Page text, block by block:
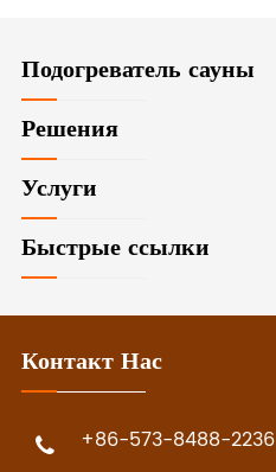
Подогреватель сауны
Решения
Услуги
Быстрые ссылки
Контакт Нас
+86-573-8488-2236